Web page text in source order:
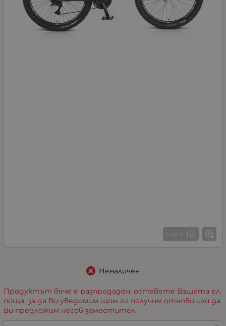
1 от 5
Неналичен
Продуктът вече е разпродаден, оставете Вашата ел.
поща, за да Ви уведомим щом го получим отново или да
Ви предложим негов заместител.